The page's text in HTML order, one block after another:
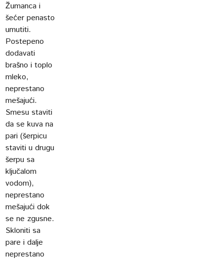
Žumanca i
šećer penasto
umutiti.
Postepeno
dodavati
brašno i toplo
mleko,
neprestano
mešajući.
Smesu staviti
da se kuva na
pari (šerpicu
staviti u drugu
šerpu sa
ključalom
vodom),
neprestano
mešajući dok
se ne zgusne.
Skloniti sa
pare i dalje
neprestano